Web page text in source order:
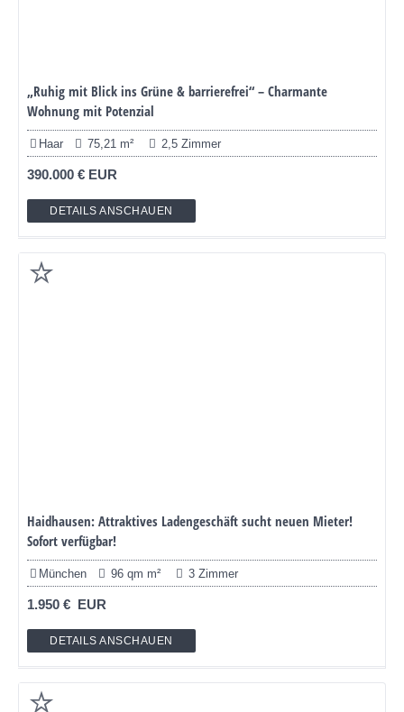
„Ruhig mit Blick ins Grüne & barrierefrei“ – Charmante
Wohnung mit Potenzial
Haar 75,21 m² 2,5 Zimmer
390.000 € EUR
DETAILS ANSCHAUEN
Haidhausen: Attraktives Ladengeschäft sucht neuen Mieter!
Sofort verfügbar!
München 96 qm m² 3 Zimmer
1.950 € EUR
DETAILS ANSCHAUEN